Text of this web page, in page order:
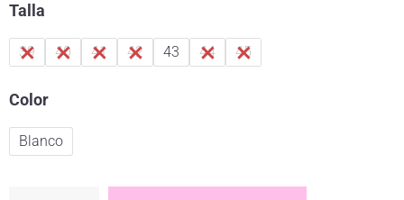
Talla
39 40 41 42 43 44 45
Color
Blanco